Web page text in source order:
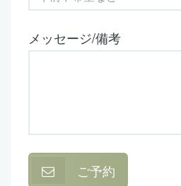
メッセージ/備考
ご予約